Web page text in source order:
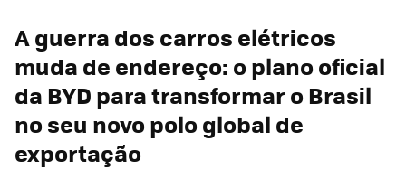
A guerra dos carros elétricos
muda de endereço: o plano oficial
da BYD para transformar o Brasil
no seu novo polo global de
exportação